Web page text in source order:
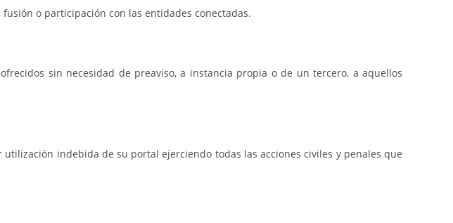
o participación con las entidades conectadas.
sin necesidad de preaviso, a instancia propia o de un tercero, a aquellos
indebida de su portal ejerciendo todas las acciones civiles y penales que